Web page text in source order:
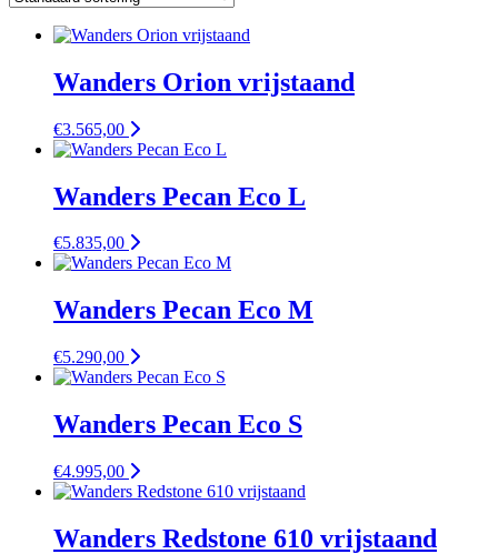
Wanders Orion vrijstaand
€3.565,00
Wanders Pecan Eco L
€5.835,00
Wanders Pecan Eco M
€5.290,00
Wanders Pecan Eco S
€4.995,00
Wanders Redstone 610 vrijstaand